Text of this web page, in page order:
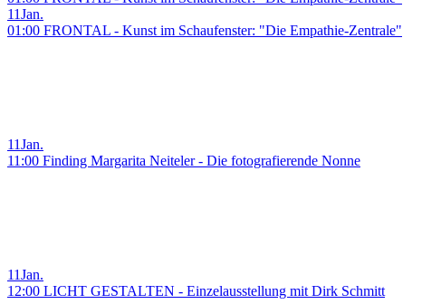
11Jan.
01:00 FRONTAL - Kunst im Schaufenster: "Die Empathie-Zentrale"
11Jan.
11:00 Finding Margarita Neiteler - Die fotografierende Nonne
11Jan.
12:00 LICHT GESTALTEN - Einzelausstellung mit Dirk Schmitt